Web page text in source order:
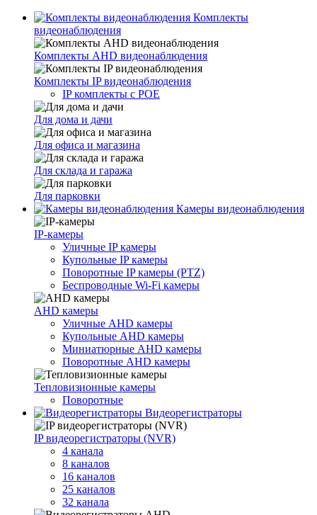
Комплекты
видеонаблюдения
Комплекты AHD видеонаблюдения
Комплекты IP видеонаблюдения
IP комплекты с POE
Для дома и дачи
Для офиса и магазина
Для склада и гаража
Для парковки
Камеры видеонаблюдения
IP-камеры
Уличные IP камеры
Купольные IP камеры
Поворотные IP камеры (PTZ)
Беспроводные Wi-Fi камеры
AHD камеры
Уличные AHD камеры
Купольные AHD камеры
Миниатюрные AHD камеры
Поворотные AHD камеры
Тепловизионные камеры
Поворотные
Видеорегистраторы
IP видеорегистраторы (NVR)
4 канала
8 каналов
16 каналов
25 каналов
32 канала